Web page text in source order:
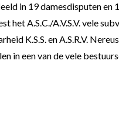
in 19 damesdisputen en
A.S.C./A.V.S.V. vele
K.S.S. en A.S.R.V.
in een van de vele